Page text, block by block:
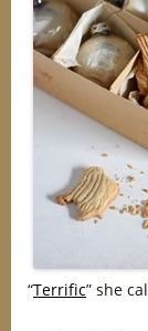
“Terrific” she